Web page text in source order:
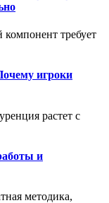
требует
игроки
растет с
и
методика,